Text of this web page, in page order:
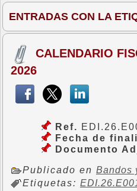
ENTRADAS CON LA
CALENDARIO
2026
Ref.
Fecha de
Documento
Publicado en Bandos
Etiquetas: